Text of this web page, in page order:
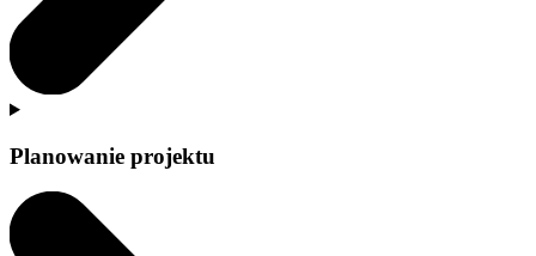
Planowanie projektu